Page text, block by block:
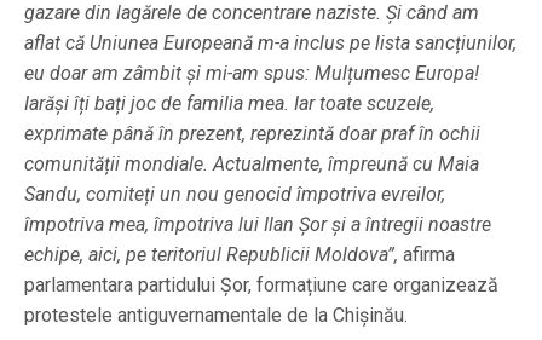
gazare din lagărele de concentrare naziste. Și când am
aflat că Uniunea Europeană m-a inclus pe lista sancțiunilor,
eu doar am zâmbit și mi-am spus: Mulțumesc Europa!
Iarăși îți bați joc de familia mea. Iar toate scuzele,
exprimate până în prezent, reprezintă doar praf în ochii
comunității mondiale. Actualmente, împreună cu Maia
Sandu, comiteți un nou genocid împotriva evreilor,
împotriva mea, împotriva lui Ilan Șor și a întregii noastre
echipe, aici, pe teritoriul Republicii Moldova”, afirma
parlamentara partidului Șor, formațiune care organizează
protestele antiguvernamentale de la Chișinău.